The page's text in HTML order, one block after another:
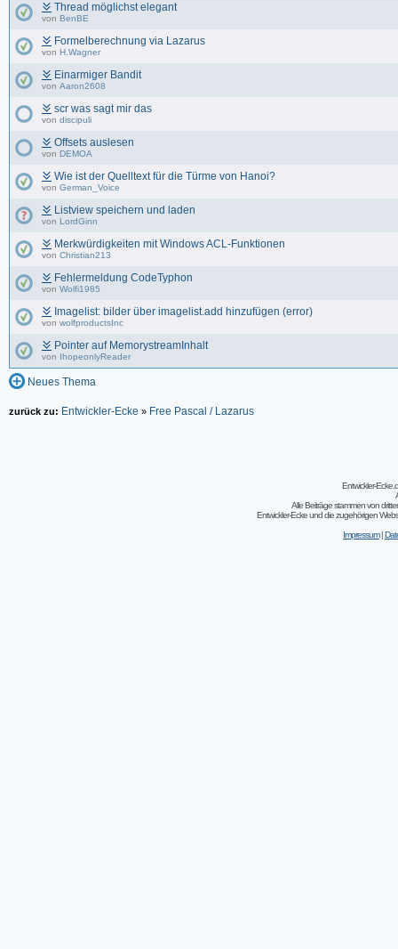
Thread möglichst elegant
von BenBE
Formelberechnung via Lazarus
von H.Wagner
Einarmiger Bandit
von Aaron2608
scr was sagt mir das
von discipuli
Offsets auslesen
von DEMOA
Wie ist der Quelltext für die Türme von Hanoi?
von German_Voice
Listview speichern und laden
von LordGinn
Merkwürdigkeiten mit Windows ACL-Funktionen
von Christian213
Fehlermeldung CodeTyphon
von Wolfi1985
Imagelist: bilder über imagelist.add hinzufügen (error)
von wolfproductsInc
Pointer auf MemorystreamInhalt
von IhopeonlyReader
Neues Thema
zurück zu: Entwickler-Ecke » Free Pascal / Lazarus
Entwickler-
Alle Beiträge stammen von
Entwickler-Ecke und die zugehörigen
Impressum|